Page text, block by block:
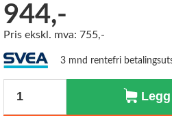
944,-
Pris ekskl. mva: 755,-
3 mnd rentefri